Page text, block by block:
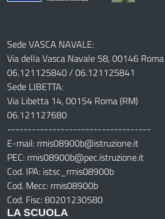
Sede VASCA NAVALE:
Via della Vasca Navale 58, 00146 Roma
06.121125840 / 06.121125841
Sede LIBETTA:
Via Libetta 14, 00154 Roma (RM)
06.121127680
-----------------------------------
E-mail: rmis08900b@istruzione.it
PEC: rmis08900b@pec.istruzione.it
Cod. IPA: istsc_rmis08900b
Cod. Mecc: rmis08900b
Cod. Fisc: 80201230580
LA SCUOLA